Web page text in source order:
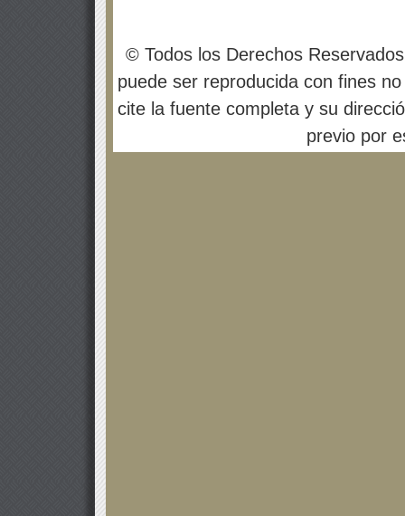
© Todos los Derechos
puede ser reproducida con fines
cite la fuente completa y su
previo por